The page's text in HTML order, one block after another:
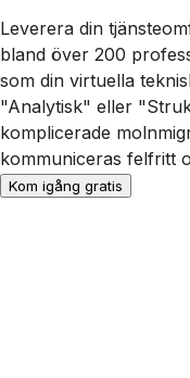
Leverera din
bland över 200
som din virtuella
"Analytisk" eller
komplicerade
kommuniceras felfritt
Kom igång gratis